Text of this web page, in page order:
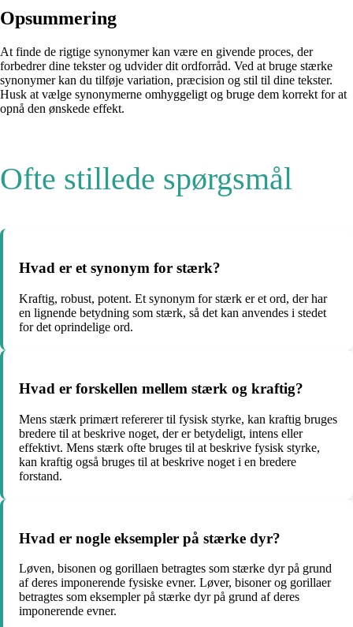
Opsummering
At finde de rigtige synonymer kan være en givende proces, der
forbedrer dine tekster og udvider dit ordforråd. Ved at bruge stærke
synonymer kan du tilføje variation, præcision og stil til dine tekster.
Husk at vælge synonymerne omhyggeligt og bruge dem korrekt for at
opnå den ønskede effekt.
Ofte stillede spørgsmål
Hvad er et synonym for stærk?
Kraftig, robust, potent. Et synonym for stærk er et ord, der har
en lignende betydning som stærk, så det kan anvendes i stedet
for det oprindelige ord.
Hvad er forskellen mellem stærk og kraftig?
Mens stærk primært refererer til fysisk styrke, kan kraftig bruges
bredere til at beskrive noget, der er betydeligt, intens eller
effektivt. Mens stærk ofte bruges til at beskrive fysisk styrke,
kan kraftig også bruges til at beskrive noget i en bredere
forstand.
Hvad er nogle eksempler på stærke dyr?
Løven, bisonen og gorillaen betragtes som stærke dyr på grund
af deres imponerende fysiske evner. Løver, bisoner og gorillaer
betragtes som eksempler på stærke dyr på grund af deres
imponerende evner.